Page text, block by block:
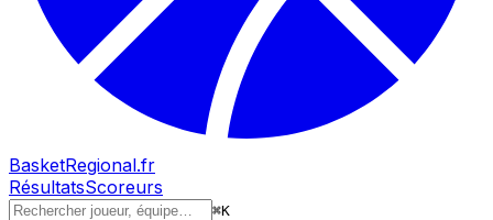
BasketRegional.fr
RésultatsScoreurs
⌘K